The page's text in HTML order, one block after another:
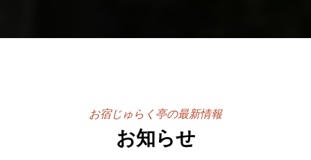
お宿じゅらく亭の最新情報
お知らせ